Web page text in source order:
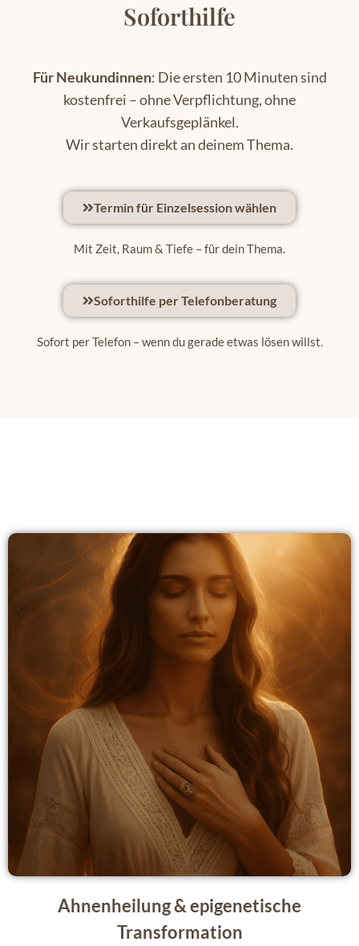
Soforthilfe
Für Neukundinnen: Die ersten 10 Minuten sind
kostenfrei – ohne Verpflichtung, ohne
Verkaufsgeplänkel.
Wir starten direkt an deinem Thema.
Termin für Einzelsession wählen
Mit Zeit, Raum & Tiefe – für dein Thema.
Soforthilfe per Telefonberatung
Sofort per Telefon – wenn du gerade etwas lösen willst.
Ahnenheilung & epigenetische
Transformation